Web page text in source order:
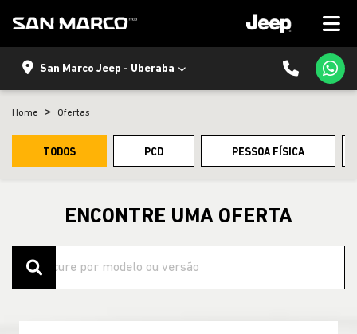
San Marco Jeep - Uberaba
Home Ofertas
TODOS PCD PESSOA FÍSICA
ENCONTRE UMA OFERTA